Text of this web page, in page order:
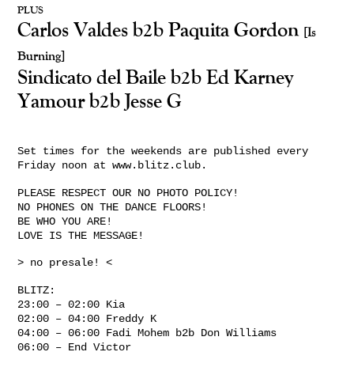
PLUS
Carlos Valdes b2b Paquita Gordon [Is
Burning]
Sindicato del Baile b2b Ed Karney
Yamour b2b Jesse G
Set times for the weekends are published every
Friday noon at www.blitz.club.
PLEASE RESPECT OUR NO PHOTO POLICY!
NO PHONES ON THE DANCE FLOORS!
BE WHO YOU ARE!
LOVE IS THE MESSAGE!
> no presale! <
BLITZ:
23:00 – 02:00 Kia
02:00 – 04:00 Freddy K
04:00 – 06:00 Fadi Mohem b2b Don Williams
06:00 – End Victor